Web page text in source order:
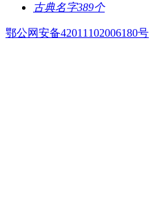
​古典名字389个
鄂公网安备42011102006180号